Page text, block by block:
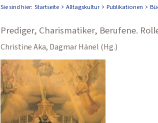
Sie sind hier: Startseite Alltagskultur Publikationen
Prediger, Charismatiker, Berufene.
Christine Aka, Dagmar Hänel (Hg.)